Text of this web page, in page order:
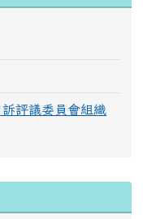
評議委員會組織